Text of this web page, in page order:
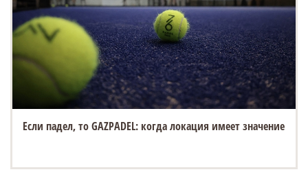
Если падел, то GAZPADEL: когда локация имеет значение